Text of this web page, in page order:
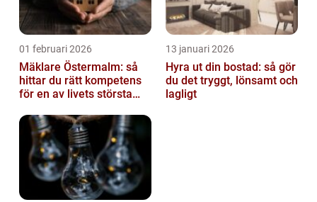
01 februari 2026
Mäklare Östermalm: så
hittar du rätt kompetens
för en av livets största
13 januari 2026
Hyra ut din bostad: så gör
du det tryggt, lönsamt och
lagligt